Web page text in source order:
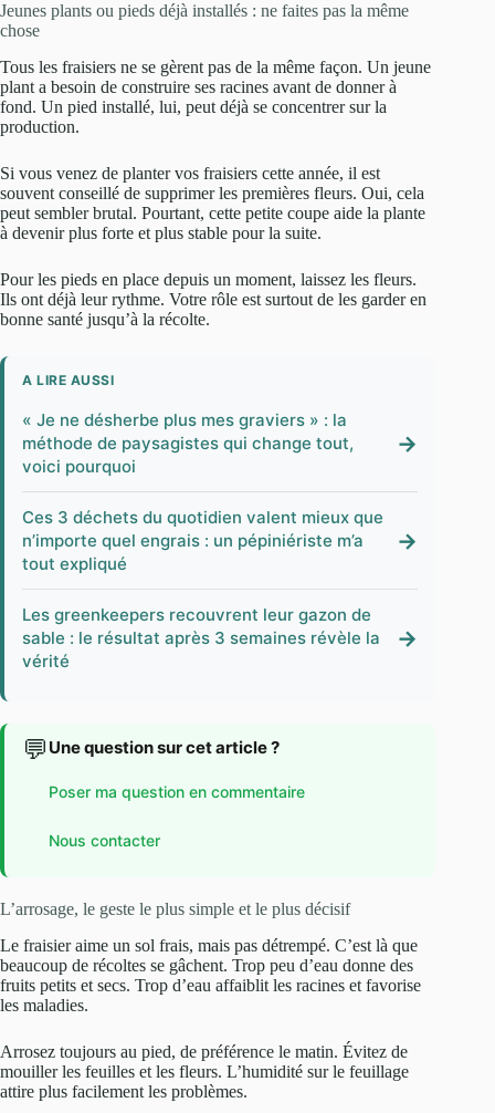
Jeunes plants ou pieds déjà installés : ne faites pas la même
chose
Tous les fraisiers ne se gèrent pas de la même façon. Un jeune
plant a besoin de construire ses racines avant de donner à
fond. Un pied installé, lui, peut déjà se concentrer sur la
production.
Si vous venez de planter vos fraisiers cette année, il est
souvent conseillé de supprimer les premières fleurs. Oui, cela
peut sembler brutal. Pourtant, cette petite coupe aide la plante
à devenir plus forte et plus stable pour la suite.
Pour les pieds en place depuis un moment, laissez les fleurs.
Ils ont déjà leur rythme. Votre rôle est surtout de les garder en
bonne santé jusqu’à la récolte.
A LIRE AUSSI
« Je ne désherbe plus mes graviers » : la
méthode de paysagistes qui change tout,
voici pourquoi
→
Ces 3 déchets du quotidien valent mieux que
n’importe quel engrais : un pépiniériste m’a
tout expliqué
→
Les greenkeepers recouvrent leur gazon de
sable : le résultat après 3 semaines révèle la
vérité
→
💬 Une question sur cet article ?
Poser ma question en commentaire
Nous contacter
L’arrosage, le geste le plus simple et le plus décisif
Le fraisier aime un sol frais, mais pas détrempé. C’est là que
beaucoup de récoltes se gâchent. Trop peu d’eau donne des
fruits petits et secs. Trop d’eau affaiblit les racines et favorise
les maladies.
Arrosez toujours au pied, de préférence le matin. Évitez de
mouiller les feuilles et les fleurs. L’humidité sur le feuillage
attire plus facilement les problèmes.